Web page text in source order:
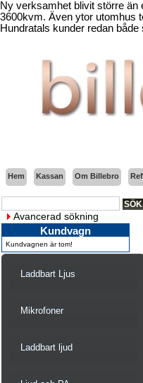
Ny verksamhet blivit större än
3600kvm. Även ytor utomhus
Hundratals kunder redan
Hem Kassan Om Billebro
Avancerad sökning
Kundvagn
Kundvagnen är tom!
Laddbart Ljus
Mikrofoner
Laddbart ljud